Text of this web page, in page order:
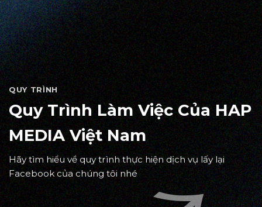
QUY TRÌNH
Quy Trình Làm Việc Của HAP
MEDIA Việt Nam
Hãy tìm hiểu về quy trình thực hiện dịch vụ lấy lại
Facebook của chúng tôi nhé